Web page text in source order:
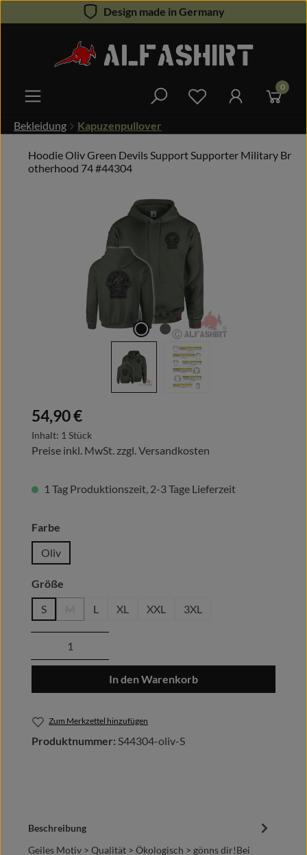
Zum Hauptinhalt springenDesign made in Germany
Du hast 0 0
Bekleidung Kapuzenpullover
Hoodie Oliv Green Devils Support Supporter Military Br
otherhood 74 #44304
Regulärer Preis:
54,90 €
Inhalt: 1 Stück
Preise inkl. MwSt. zzgl. Versandkosten
1 Tag Produktionszeit, 2-3 Tage Lieferzeit
Farbe
Oliv
Größe
S
(Diese Option ist zurzeit nicht verfügbar.)
L XL XXL 3XL
Produkt Anzahl: Gib den gewünschten
In den Warenkorb
Zum Merkzettel hinzufügen
Produktnummer: S44304-oliv-S
Beschreibung
Geiles Motiv > Qualität > Ökologisch > gönns dir!Bei